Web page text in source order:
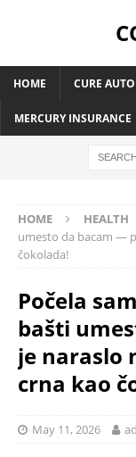
HOME CURE
MERCURY INSURANCE
HOME HEALTH
umesto da bacam —
čokolada!
Počela
bašti
je naraslo
crna kao
May 11, 2026